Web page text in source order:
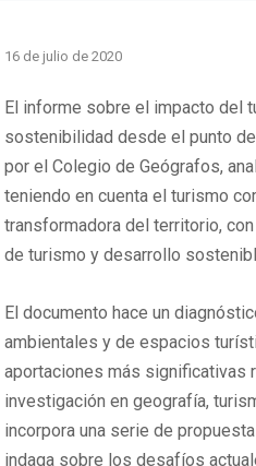
16 de julio de 2020
El informe sobre el impacto del
sostenibilidad desde el punto
por el Colegio de Geógrafos,
teniendo en cuenta el turismo
transformadora del territorio,
de turismo y desarrollo
El documento hace un
ambientales y de espacios
aportaciones más significativas
investigación en geografía,
incorpora una serie de
indaga sobre los desafíos